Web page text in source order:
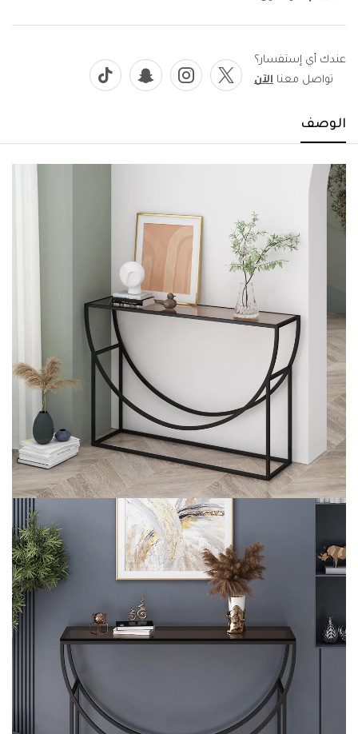
عندك أي إستفسار؟
تواصل معنا الآن
الوصف